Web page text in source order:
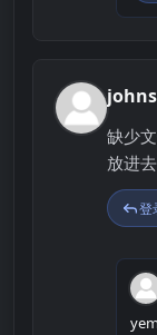
J
缺少
放进
登
Y